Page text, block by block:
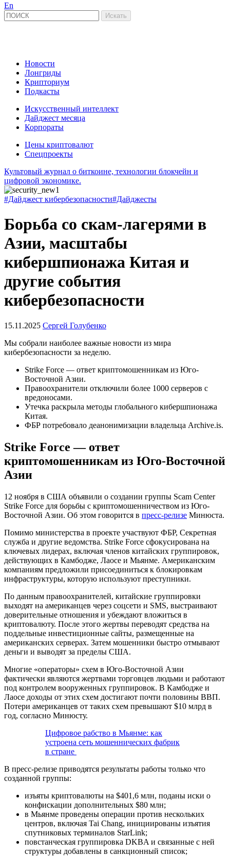
En
Новости
Лонгриды
Крипториум
Подкасты
Искусственный интеллект
Дайджест месяца
Корпораты
Цены криптовалют
Спецпроекты
Культовый журнал о биткоине, технологии блокчейн и
цифровой экономике.
#Дайджест кибербезопасности#Дайджесты
Борьба со скам-лагерями в
Азии, масштабы
кибершпионажа Китая и
другие события
кибербезопасности
15.11.2025 Сергей Голубенко
Мы собрали наиболее важные новости из мира
кибербезопасности за неделю.
Strike Force — ответ криптомошенникам из Юго-
Восточной Азии.
Правоохранители отключили более 1000 серверов с
вредоносами.
Утечка раскрыла методы глобального кибершпионажа
Китая.
ФБР потребовало деанонимизации владельца Archive.is.
Strike Force — ответ
криптомошенникам из Юго-Восточной
Азии
12 ноября в США объявили о создании группы Scam Center
Strike Force для борьбы с криптомошенничеством из Юго-
Восточной Азии. Об этом говорится в пресс-релизе Минюста.
Помимо министерства в проекте участвуют ФБР, Секретная
служба и другие ведомства. Strike Force сфокусирована на
ключевых лидерах, включая членов китайских группировок,
действующих в Камбодже, Лаосе и Мьянме. Американским
компаниям предложили присоединиться к блокировкам
инфраструктуры, которую используют преступники.
По данным правоохранителей, китайские группировки
выходят на американцев через соцсети и SMS, выстраивают
доверительные отношения и убеждают вложиться в
криптовалюту. После этого жертвы переводят средства на
поддельные инвестиционные сайты, размещенные на
американских серверах. Затем мошенники быстро отмывают
деньги и выводят за пределы США.
Многие «операторы» схем в Юго-Восточной Азии
фактически являются жертвами торговцев людьми и работают
под контролем вооруженных группировок. В Камбодже и
Лаосе доходы от этих схем достигают почти половины ВВП.
Потери американцев от таких схем превышают $10 млрд в
год, согласно Минюсту.
Цифровое рабство в Мьянме: как
устроена сеть мошеннических фабрик
в стране
В пресс-релизе приводятся результаты работы только что
созданной группы:
изъяты криптовалюты на $401,6 млн, поданы иски о
конфискации дополнительных $80 млн;
в Мьянме проведены операции против нескольких
центров, включая Tai Chang, инициированы изъятия
спутниковых терминалов StarLink;
повстанческая группировка DKBA и связанные с ней
структуры добавлены в санкционный список;